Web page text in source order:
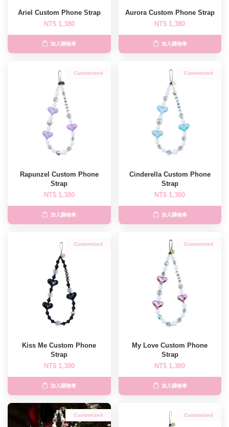
Ariel Custom Phone Strap
NT$ 1,380
加入購物車
Aurora Custom Phone Strap
NT$ 1,380
加入購物車
Customized
Rapunzel Custom Phone
Strap
NT$ 1,380
加入購物車
Customized
Cinderella Custom Phone
Strap
NT$ 1,380
加入購物車
Customized
Kiss Me Custom Phone
Strap
NT$ 1,380
加入購物車
Customized
My Love Custom Phone
Strap
NT$ 1,380
加入購物車
Customized Customized